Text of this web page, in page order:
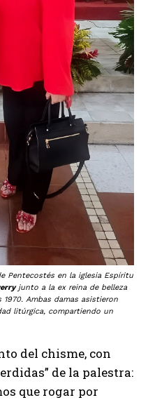
Pentecostés en la iglesia Espíritu
junto a la ex reina de belleza
1970. Ambas damas asistieron
litúrgica, compartiendo un
del chisme, con
de la palestra:
que rogar por